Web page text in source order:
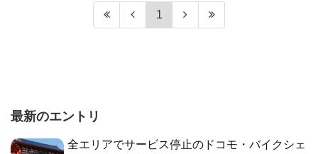
1
最新のエントリ
全エリアでサービス停止のドコモ・バイクシェ